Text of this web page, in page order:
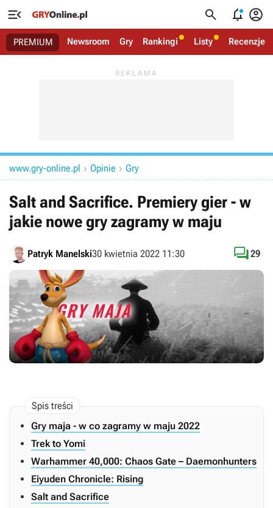
   
PREMIUM Newsroom Gry Rankingi Listy Recenzje
www.gry-online.pl  Opinie  Gry
Salt and Sacrifice. Premiery gier - w
jakie nowe gry zagramy w maju
Patryk Manelski30 kwietnia 2022 11:30 29
Gry maja - w co zagramy w maju 2022
Trek to Yomi
Warhammer 40,000: Chaos Gate – Daemonhunters
Eiyuden Chronicle: Rising
Salt and Sacrifice